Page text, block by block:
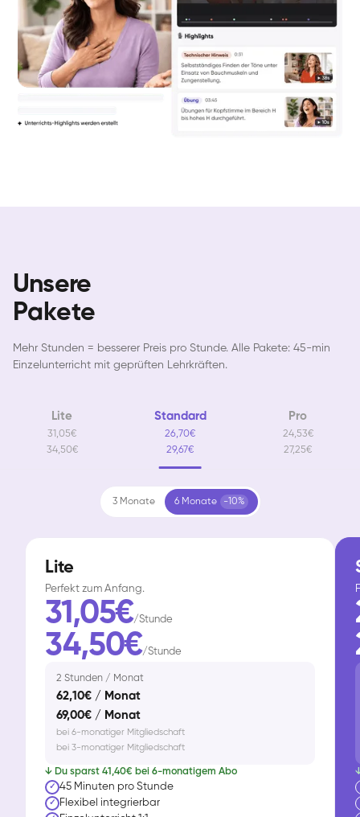
Unsere
Pakete
Mehr Stunden = besserer Preis pro Stunde. Alle Pakete: 45-min
Einzelunterricht mit geprüften Lehrkräften.
Lite
31,05€
34,50€
Standard
26,70€
29,67€
Pro
24,53€
27,25€
3 Monate 6 Monate -10%
Lite
Perfekt zum Anfang.
31,05€/Stunde
34,50€/Stunde
2 Stunden / Monat
62,10€ / Monat
69,00€ / Monat
bei 6-monatiger Mitgliedschaft
bei 3-monatiger Mitgliedschaft
↓ Du sparst 41,40€ bei 6-monatigem Abo
✓ 45 Minuten pro Stunde
✓ Flexibel integrierbar